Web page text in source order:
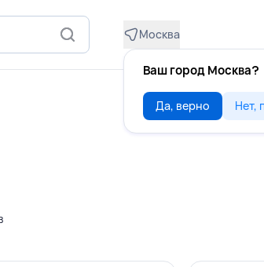
Москва
Ваш город Москва?
Да, верно Нет,